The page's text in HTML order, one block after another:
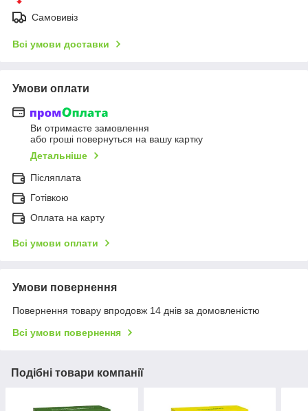
Самовивіз
Всі умови доставки
Умови оплати
Ви отримаєте замовлення
або гроші повернуться на вашу картку
Детальніше
Післяплата
Готівкою
Оплата на карту
Всі умови оплати
Умови повернення
Повернення товару впродовж 14 днів за домовленістю
Всі умови повернення
Подібні товари компанії